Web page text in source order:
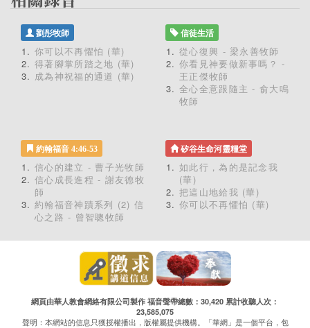
劉彤牧師
你可以不再懼怕 (華)
得著腳掌所踏之地 (華)
成為神祝福的通道 (華)
信徒生活
從心復興 - 梁永善牧師
你看見神要做新事嗎？ -
王正傑牧師
全心全意跟隨主 - 俞大鳴
牧師
約翰福音 4:46-53
信心的建立 - 曹子光牧師
信心成長進程 - 謝友德牧
師
約翰福音神蹟系列 (2) 信
心之路 - 曾智聰牧師
矽谷生命河靈糧堂
如此行，為的是記念我
(華)
把這山地給我 (華)
你可以不再懼怕 (華)
網頁由華人教會網絡有限公司製作 福音聲帶總數：30,420 累計收聽人次：
23,585,075
聲明：本網站的信息只獲授權播出，版權屬提供機構。「華網」是一個平台，包